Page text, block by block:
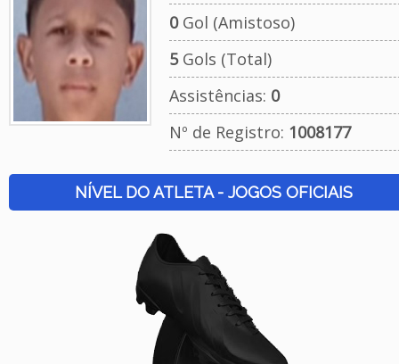
0Gol (Amistoso)
5Gols (Total)
Assistências: 0
Nº de Registro: 1008177
NÍVEL DO ATLETA - JOGOS OFICIAIS